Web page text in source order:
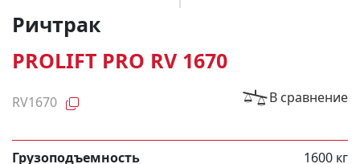
Ричтрак
PROLIFT PRO RV 1670
RV1670 В сравнение
Грузоподъемность
1600 кг